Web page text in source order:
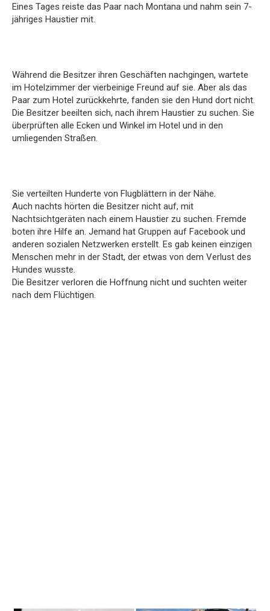
Eines Tages reiste das Paar nach Montana und nahm sein 7-
jähriges Haustier mit.
Während die Besitzer ihren Geschäften nachgingen, wartete
im Hotelzimmer der vierbeinige Freund auf sie. Aber als das
Paar zum Hotel zurückkehrte, fanden sie den Hund dort nicht.
Die Besitzer beeilten sich, nach ihrem Haustier zu suchen. Sie
überprüften alle Ecken und Winkel im Hotel und in den
umliegenden Straßen.
Sie verteilten Hunderte von Flugblättern in der Nähe.
Auch nachts hörten die Besitzer nicht auf, mit
Nachtsichtgeräten nach einem Haustier zu suchen. Fremde
boten ihre Hilfe an. Jemand hat Gruppen auf Facebook und
anderen sozialen Netzwerken erstellt. Es gab keinen einzigen
Menschen mehr in der Stadt, der etwas von dem Verlust des
Hundes wusste.
Die Besitzer verloren die Hoffnung nicht und suchten weiter
nach dem Flüchtigen.